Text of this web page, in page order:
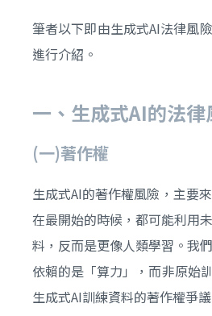
筆者以下即由生成式AI法律風
進行介紹。
一、生成式AI的法律
(一)著作權
生成式AI的著作權風險，主要
在最開始的時候，都可能利用
料，反而是更像人類學習。我
依賴的是「算力」，而非原始
生成式AI訓練資料的著作權爭